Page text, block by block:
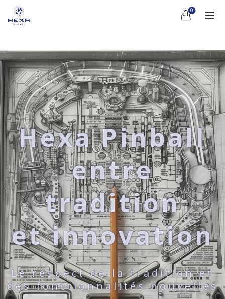
0
Hexa Pinball
entre
tradition
et innovation
Le respect de la tradition et
des fonctionnalités nouvelles